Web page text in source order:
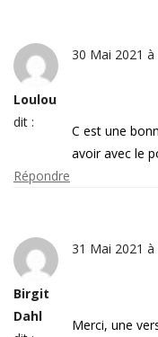
Loulou
dit :
30 Mai 2021
C est une
avoir avec le
Répondre
Birgit
Dahl
31 Mai 2021
Merci, une